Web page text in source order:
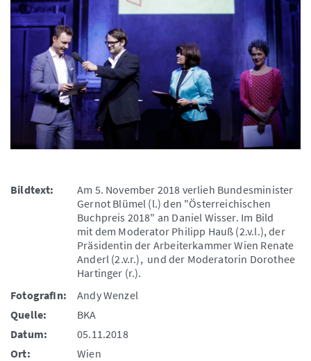
Bildtext:
Am 5. November 2018 verlieh Bundesminister
Gernot Blümel (l.) den "Österreichischen
Buchpreis 2018" an Daniel Wisser. Im Bild
mit dem Moderator Philipp Hauß (2.v.l.), der
Präsidentin der Arbeiterkammer Wien Renate
Anderl (2.v.r.), und der Moderatorin Dorothee
Hartinger (r.).
FotografIn:
Andy Wenzel
Quelle:
BKA
Datum:
05.11.2018
Ort:
Wien